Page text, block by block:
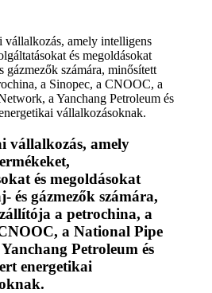
vállalkozás, amely
és megoldásokat
és gázmezők számára,
a petrochina, a
a National Pipe
Petroleum és
energetikai